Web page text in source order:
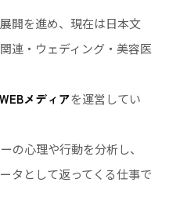
開を進め、現在は日本文
連・ウェディング・美容医
メディアを運営してい
の心理や行動を分析し、
タとして返ってくる仕事で